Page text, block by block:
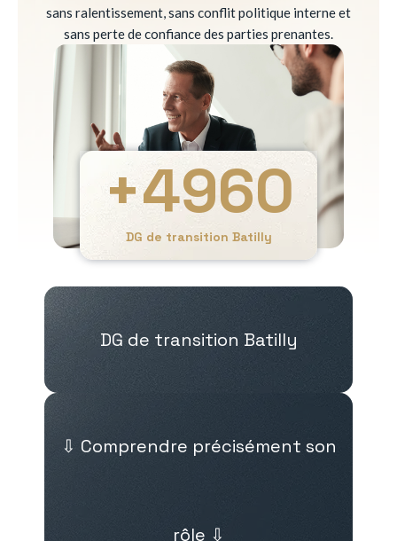
sans ralentissement, sans conflit politique interne et
sans perte de confiance des parties prenantes.
DG de transition Batilly
+4960
DG de transition Batilly
⇩ Comprendre précisément son
rôle ⇩